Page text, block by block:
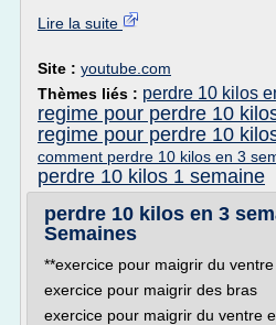
Lire la suite
Site : youtube.com
Thèmes liés : perdre 10 kilos
regime pour perdre 10
regime pour perdre 10
comment perdre 10 kilos en 3
perdre 10 kilos 1 semaine
perdre 10 kilos en 3
Semaines
**exercice pour maigrir du ventre
exercice pour maigrir des bras
exercice pour maigrir du ventre